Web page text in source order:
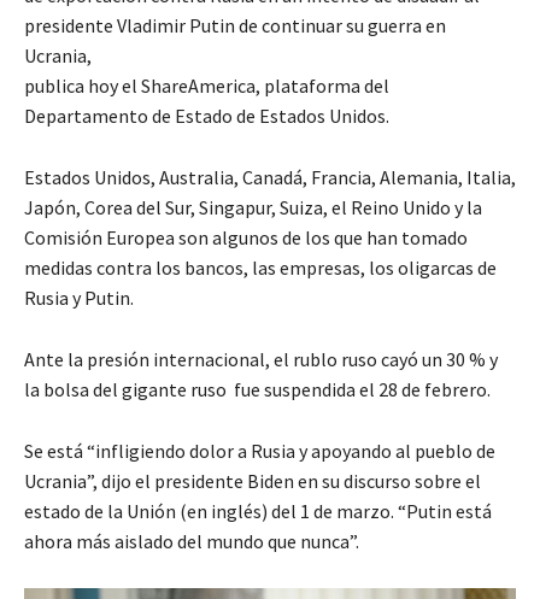
presidente Vladimir Putin de continuar su guerra en
Ucrania,
publica hoy el ShareAmerica, plataforma del
Departamento de Estado de Estados Unidos.
Estados Unidos, Australia, Canadá, Francia, Alemania, Italia,
Japón, Corea del Sur, Singapur, Suiza, el Reino Unido y la
Comisión Europea son algunos de los que han tomado
medidas contra los bancos, las empresas, los oligarcas de
Rusia y Putin.
Ante la presión internacional, el rublo ruso cayó un 30 % y
la bolsa del gigante ruso fue suspendida el 28 de febrero.
Se está “infligiendo dolor a Rusia y apoyando al pueblo de
Ucrania”, dijo el presidente Biden en su discurso sobre el
estado de la Unión (en inglés) del 1 de marzo. “Putin está
ahora más aislado del mundo que nunca”.